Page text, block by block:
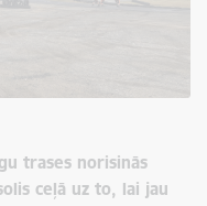
trases norisinās
ceļā uz to, lai jau